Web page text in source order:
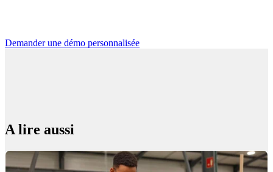
Demander une démo personnalisée
A lire aussi